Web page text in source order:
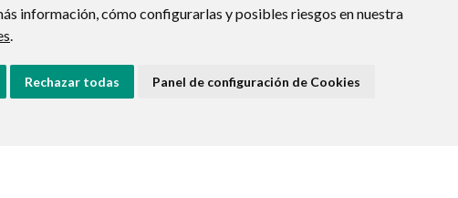
información, cómo configurarlas y posibles riesgos en nuestra
.
Rechazar todas Panel de configuración de Cookies